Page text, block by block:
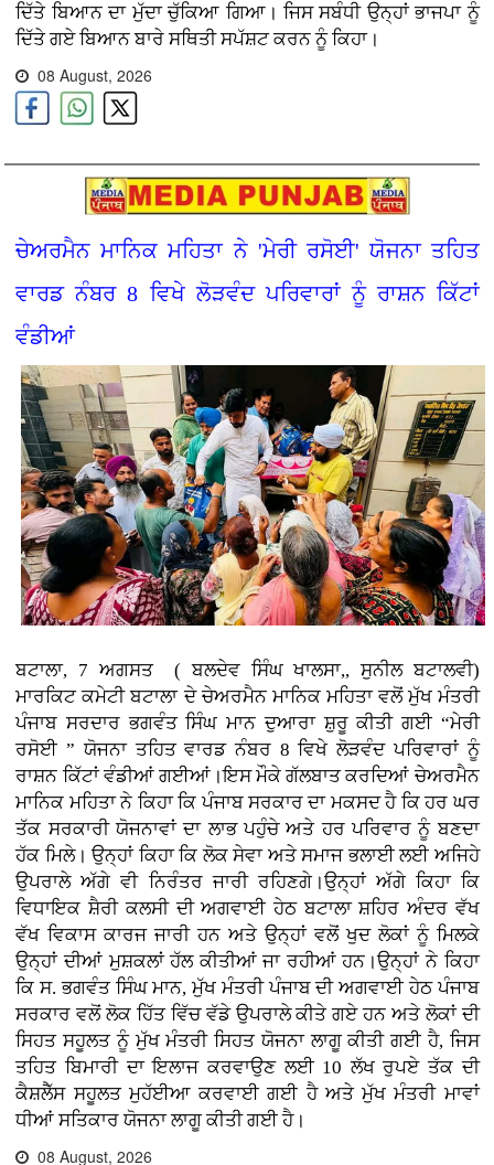
ਦਿੱਤੇ ਬਿਆਨ ਦਾ ਮੁੱਦਾ ਚੁੱਕਿਆ ਗਿਆ। ਜਿਸ ਸਬੰਧੀ ਉਨ੍ਹਾਂ ਭਾਜਪਾ ਨੂੰ
ਦਿੱਤੇ ਗਏ ਬਿਆਨ ਬਾਰੇ ਸਥਿਤੀ ਸਪੱਸ਼ਟ ਕਰਨ ਨੂੰ ਕਿਹਾ।
08 August, 2026
ਚੇਅਰਮੈਨ ਮਾਨਿਕ ਮਹਿਤਾ ਨੇ 'ਮੇਰੀ ਰਸੋਈ' ਯੋਜਨਾ ਤਹਿਤ
ਵਾਰਡ ਨੰਬਰ 8 ਵਿਖੇ ਲੋੜਵੰਦ ਪਰਿਵਾਰਾਂ ਨੂੰ ਰਾਸ਼ਨ ਕਿੱਟਾਂ
ਵੰਡੀਆਂ
ਬਟਾਲਾ, 7 ਅਗਸਤ ( ਬਲਦੇਵ ਸਿੰਘ ਖਾਲਸਾ,, ਸੁਨੀਲ ਬਟਾਲਵੀ)
ਮਾਰਕਿਟ ਕਮੇਟੀ ਬਟਾਲਾ ਦੇ ਚੇਅਰਮੈਨ ਮਾਨਿਕ ਮਹਿਤਾ ਵਲੋਂ ਮੁੱਖ ਮੰਤਰੀ
ਪੰਜਾਬ ਸਰਦਾਰ ਭਗਵੰਤ ਸਿੰਘ ਮਾਨ ਦੁਆਰਾ ਸ਼ੁਰੂ ਕੀਤੀ ਗਈ “ਮੇਰੀ
ਰਸੋਈ ” ਯੋਜਨਾ ਤਹਿਤ ਵਾਰਡ ਨੰਬਰ 8 ਵਿਖੇ ਲੋੜਵੰਦ ਪਰਿਵਾਰਾਂ ਨੂੰ
ਰਾਸ਼ਨ ਕਿੱਟਾਂ ਵੰਡੀਆਂ ਗਈਆਂ।ਇਸ ਮੌਕੇ ਗੱਲਬਾਤ ਕਰਦਿਆਂ ਚੇਅਰਮੈਨ
ਮਾਨਿਕ ਮਹਿਤਾ ਨੇ ਕਿਹਾ ਕਿ ਪੰਜਾਬ ਸਰਕਾਰ ਦਾ ਮਕਸਦ ਹੈ ਕਿ ਹਰ ਘਰ
ਤੱਕ ਸਰਕਾਰੀ ਯੋਜਨਾਵਾਂ ਦਾ ਲਾਭ ਪਹੁੰਚੇ ਅਤੇ ਹਰ ਪਰਿਵਾਰ ਨੂੰ ਬਣਦਾ
ਹੱਕ ਮਿਲੇ। ਉਨ੍ਹਾਂ ਕਿਹਾ ਕਿ ਲੋਕ ਸੇਵਾ ਅਤੇ ਸਮਾਜ ਭਲਾਈ ਲਈ ਅਜਿਹੇ
ਉਪਰਾਲੇ ਅੱਗੇ ਵੀ ਨਿਰੰਤਰ ਜਾਰੀ ਰਹਿਣਗੇ।ਉਨ੍ਹਾਂ ਅੱਗੇ ਕਿਹਾ ਕਿ
ਵਿਧਾਇਕ ਸ਼ੈਰੀ ਕਲਸੀ ਦੀ ਅਗਵਾਈ ਹੇਠ ਬਟਾਲਾ ਸ਼ਹਿਰ ਅੰਦਰ ਵੱਖ
ਵੱਖ ਵਿਕਾਸ ਕਾਰਜ ਜਾਰੀ ਹਨ ਅਤੇ ਉਨ੍ਹਾਂ ਵਲੋਂ ਖੁਦ ਲੋਕਾਂ ਨੂੰ ਮਿਲਕੇ
ਉਨ੍ਹਾਂ ਦੀਆਂ ਮੁਸ਼ਕਲਾਂ ਹੱਲ ਕੀਤੀਆਂ ਜਾ ਰਹੀਆਂ ਹਨ।ਉਨ੍ਹਾਂ ਨੇ ਕਿਹਾ
ਕਿ ਸ. ਭਗਵੰਤ ਸਿੰਘ ਮਾਨ, ਮੁੱਖ ਮੰਤਰੀ ਪੰਜਾਬ ਦੀ ਅਗਵਾਈ ਹੇਠ ਪੰਜਾਬ
ਸਰਕਾਰ ਵਲੋਂ ਲੋਕ ਹਿੱਤ ਵਿੱਚ ਵੱਡੇ ਉਪਰਾਲੇ ਕੀਤੇ ਗਏ ਹਨ ਅਤੇ ਲੋਕਾਂ ਦੀ
ਸਿਹਤ ਸਹੂਲਤ ਨੂੰ ਮੁੱਖ ਮੰਤਰੀ ਸਿਹਤ ਯੋਜਨਾ ਲਾਗੂ ਕੀਤੀ ਗਈ ਹੈ, ਜਿਸ
ਤਹਿਤ ਬਿਮਾਰੀ ਦਾ ਇਲਾਜ ਕਰਵਾਉਣ ਲਈ 10 ਲੱਖ ਰੁਪਏ ਤੱਕ ਦੀ
ਕੈਸ਼ਲੈੱਸ ਸਹੂਲਤ ਮੁਹੱਈਆ ਕਰਵਾਈ ਗਈ ਹੈ ਅਤੇ ਮੁੱਖ ਮੰਤਰੀ ਮਾਵਾਂ
ਧੀਆਂ ਸਤਿਕਾਰ ਯੋਜਨਾ ਲਾਗੂ ਕੀਤੀ ਗਈ ਹੈ।
08 August, 2026